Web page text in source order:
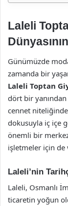
Laleli
Günümüzde
zamanda bir
Laleli Toptan
dört bir
cennet
dokusuyla iç içe
önemli bir
işletmeler için de
Laleli’nin
Laleli, Osmanlı
ticaretin yoğun